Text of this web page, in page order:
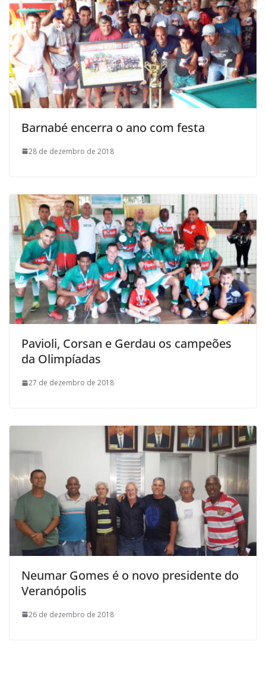
Barnabé encerra o ano com festa
28 de dezembro de 2018
Pavioli, Corsan e Gerdau os campeões
da Olimpíadas
27 de dezembro de 2018
Neumar Gomes é o novo presidente do
Veranópolis
26 de dezembro de 2018